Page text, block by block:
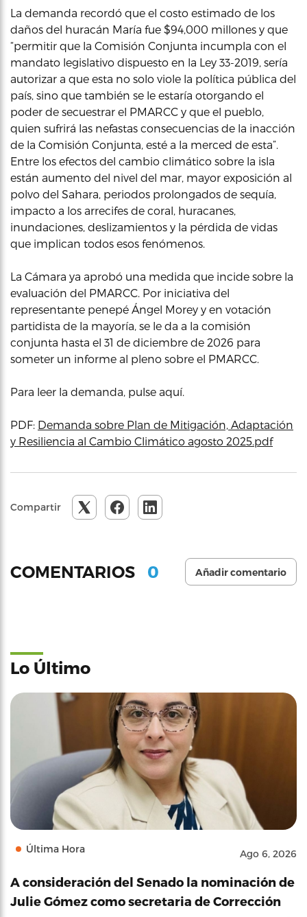
La demanda recordó que el costo estimado de los
daños del huracán María fue $94,000 millones y que
“permitir que la Comisión Conjunta incumpla con el
mandato legislativo dispuesto en la Ley 33-2019, sería
autorizar a que esta no solo viole la política pública del
país, sino que también se le estaría otorgando el
poder de secuestrar el PMARCC y que el pueblo,
quien sufrirá las nefastas consecuencias de la inacción
de la Comisión Conjunta, esté a la merced de esta”.
Entre los efectos del cambio climático sobre la isla
están aumento del nivel del mar, mayor exposición al
polvo del Sahara, periodos prolongados de sequía,
impacto a los arrecifes de coral, huracanes,
inundaciones, deslizamientos y la pérdida de vidas
que implican todos esos fenómenos.
La Cámara ya aprobó una medida que incide sobre la
evaluación del PMARCC. Por iniciativa del
representante penepé Ángel Morey y en votación
partidista de la mayoría, se le da a la comisión
conjunta hasta el 31 de diciembre de 2026 para
someter un informe al pleno sobre el PMARCC.
Para leer la demanda, pulse aquí.
PDF: Demanda sobre Plan de Mitigación, Adaptación
y Resiliencia al Cambio Climático agosto 2025.pdf
Compartir
COMENTARIOS 0 Añadir comentario
Lo Último
Última Hora Ago 6, 2026
A consideración del Senado la nominación de
Julie Gómez como secretaria de Corrección